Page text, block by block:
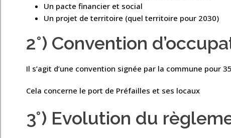
Un pacte financier et social
Un projet de territoire (quel territoire pour 2030)
2°) Convention
Il s’agit d’une convention signée par la commune pour
Cela concerne le port de Préfailles et ses locaux
3°) Evolution du